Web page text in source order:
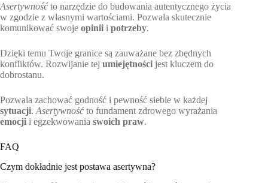
Asertywnośćto narzędzie do budowania autentycznego życia
w zgodzie z własnymi wartościami. Pozwala skutecznie
komunikować swoje opinii i potrzeby.
Dzięki temu Twoje granice są zauważane bez zbędnych
konfliktów. Rozwijanie tej umiejętności jest kluczem do
dobrostanu.
Pozwala zachować godność i pewność siebie w każdej
sytuacji. Asertywnośćto fundament zdrowego wyrażania
emocji i egzekwowania swoich praw.
FAQ
Czym dokładnie jest postawa asertywna?